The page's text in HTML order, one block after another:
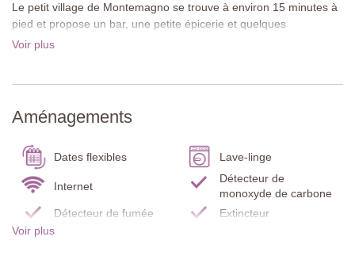
Le petit village de Montemagno se trouve à environ 15 minutes à
pied et propose un bar, une petite épicerie et quelques
restaurants. À environ huit kilomètres se situe la ville accueillante
seulement 14 km. Chaque été, le célèbre festival d’opéra Puccini
a lieu au Lago di Massaciuccoli voisin. Lucques, Pise et Florence
Un coin piscine clôturé est aménagé dans le jardin parfaitement
entretenu. Cet espace est situé à quelques mètres des villas, au
bas d'une partie en pente douce du jardin. Le coin piscine est très
agréable et bien équipé pour se détendre sous le soleil chaud de
Toscane. Le jardin possède un barbecue en pierre près desquels
Voir plus
Aménagements
Dates flexibles Lave-linge
Internet
Détecteur de
monoxyde de carbone
Détecteur de fumée
Extincteur
Serviettes de piscine
Voir plus